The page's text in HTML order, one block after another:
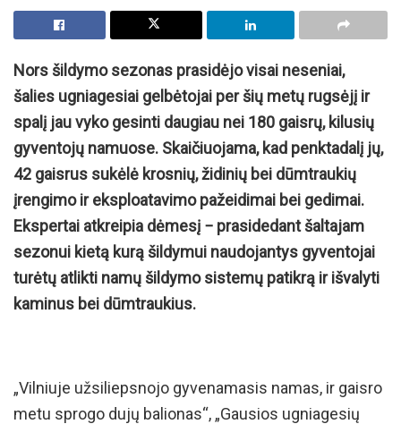
Nors šildymo sezonas prasidėjo visai neseniai,
šalies ugniagesiai gelbėtojai per šių metų rugsėjį ir
spalį jau vyko gesinti daugiau nei 180 gaisrų, kilusių
gyventojų namuose. Skaičiuojama, kad penktadalį jų,
42 gaisrus sukėlė krosnių, židinių bei dūmtraukių
įrengimo ir eksploatavimo pažeidimai bei gedimai.
Ekspertai atkreipia dėmesį − prasidedant šaltajam
sezonui kietą kurą šildymui naudojantys gyventojai
turėtų atlikti namų šildymo sistemų patikrą ir išvalyti
kaminus bei dūmtraukius.
„Vilniuje užsiliepsnojo gyvenamasis namas, ir gaisro
metu sprogo dujų balionas“, „Gausios ugniagesių